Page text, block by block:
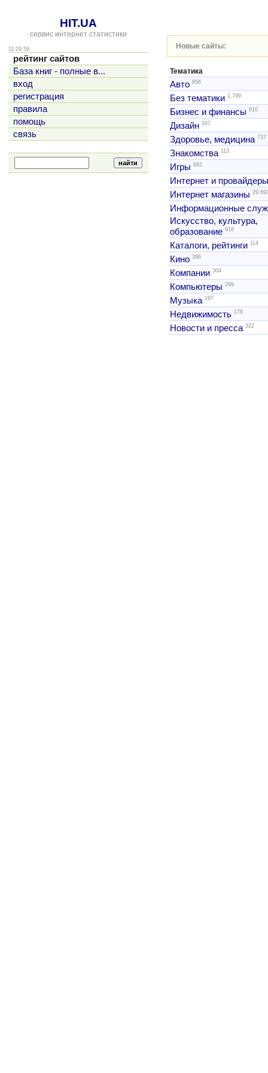
HIT.UA
сервис интернет статистики
11:29:59
рейтинг сайтов
База книг - полные в...
вход
регистрация
правила
помощь
связь
Новые сайты:
Тематика
Авто 856
Без тематики 1,799
Бизнес и финансы 610
Дизайн 167
Здоровье, медицина 737
Знакомства 113
Игры 682
Интернет и провайдеры
Интернет магазины
Информационные
Искусство, культура,
образование 916
Каталоги, рейтинги 114
Кино 396
Компании 304
Компьютеры 299
Музыка 197
Недвижимость 178
Новости и пресса 322